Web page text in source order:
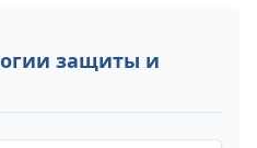
защиты и